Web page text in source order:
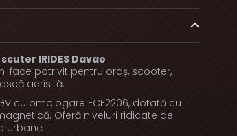
IRIDES Davao
face potrivit pentru oraș, scooter,
aerisită.
cu omologare ECE2206, dotată cu
Oferă niveluri ridicate de
urbane